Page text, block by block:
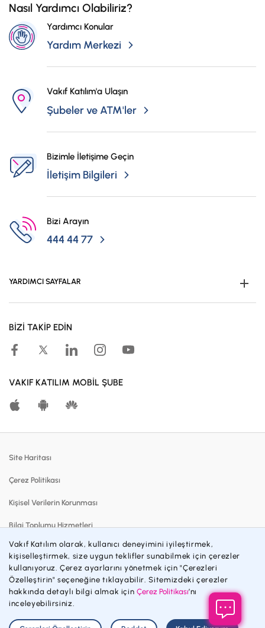
Nasıl Yardımcı Olabiliriz?
Yardımcı Konular
Yardım Merkezi
Vakıf Katılım'a Ulaşın
Şubeler ve ATM'ler
Bizimle İletişime Geçin
İletişim Bilgileri
Bizi Arayın
444 44 77
YARDIMCI SAYFALAR
Kampanyalar
Hesaplama Araçları
Katılma Hesapları
Katılım Bankacılığı
İnsan Kaynakları
Özel Durum Açıklamaları
Politikalarımız
BİZİ TAKİP EDİN
VAKIF KATILIM MOBİL ŞUBE
Site Haritası
Çerez Politikası
Kişisel Verilerin Korunması
Bilgi Toplumu Hizmetleri
Sözleşmeler ve Formlar
Gizlilik Politikası
Engelsiz Bankacılık
© 2026 Vakıf Katılım Bankası AŞ
Vakıf Katılım olarak, kullanıcı deneyimini iyileştirmek,
kişiselleştirmek, size uygun teklifler sunabilmek için çerezler
kullanıyoruz. Çerez ayarlarını yönetmek için "Çerezleri
Özelleştirin" seçeneğine tıklayabilir. Sitemizdeki çerezler
hakkında detaylı bilgi almak içinÇerez Politikası’nı
inceleyebilirsiniz.